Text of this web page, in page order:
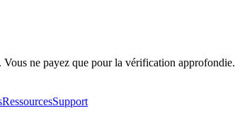
Vous ne payez que pour la vérification approfondie.
RessourcesSupport